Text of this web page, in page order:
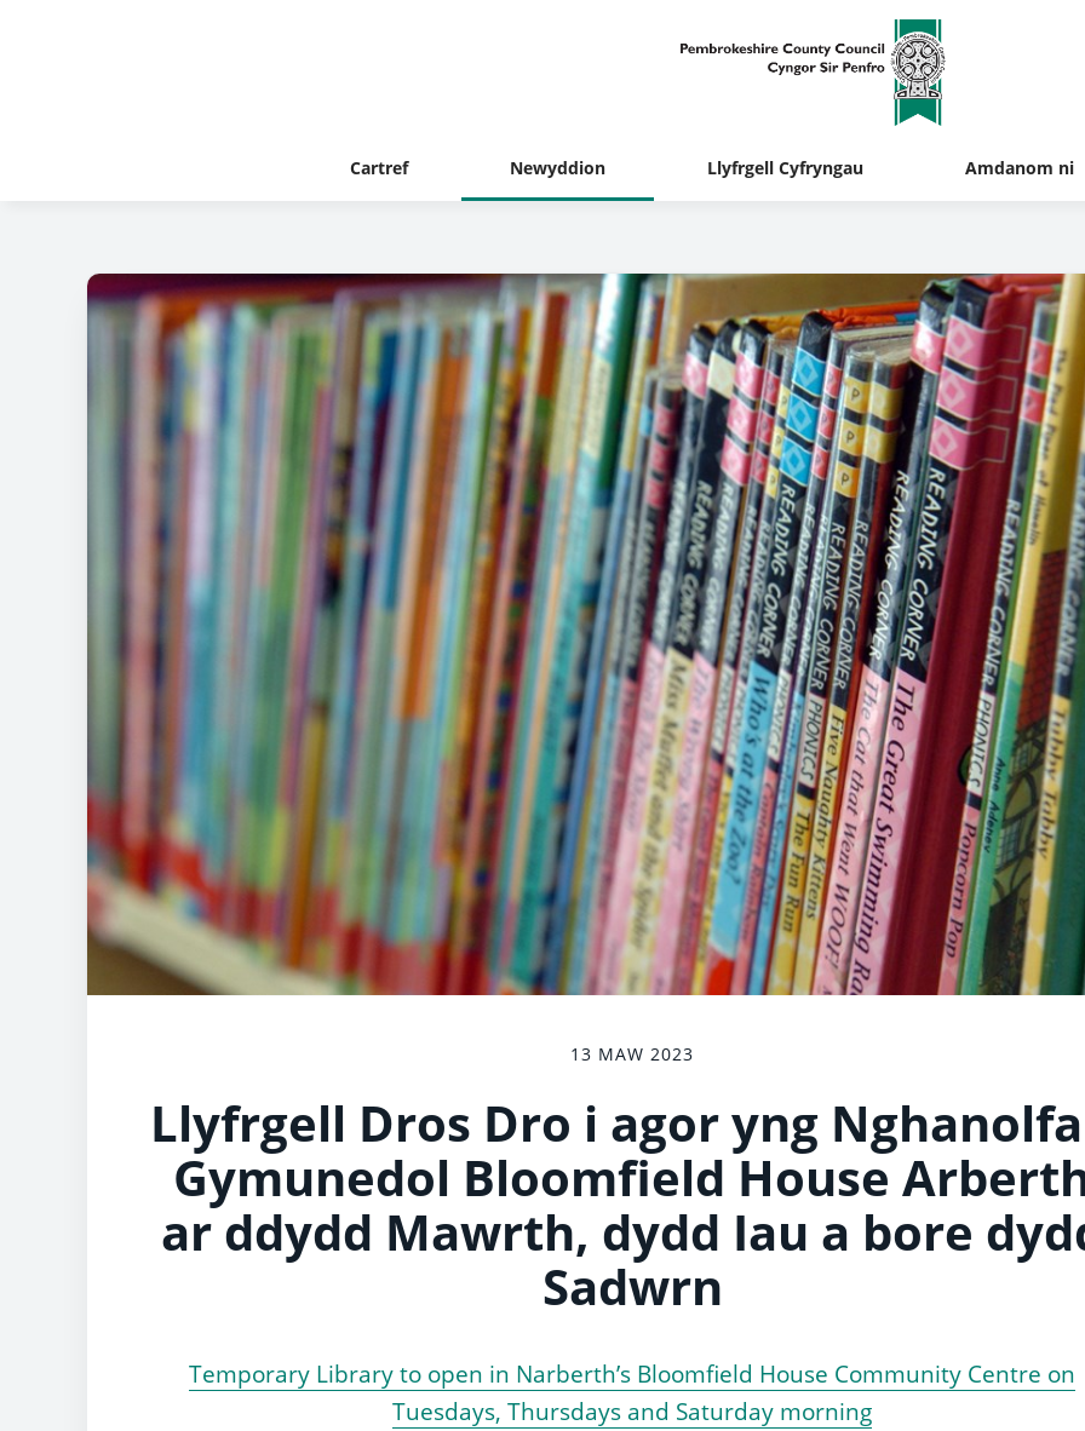
Cartref Newyddion Llyfrgell Cyfryngau Amdanom ni
13 MAW 2023
Llyfrgell Dros Dro i agor yng
Gymunedol Bloomfield House
ar ddydd Mawrth, dydd Iau a bore
Sadwrn
Temporary Library to open in Narberth’s Bloomfield House Community Centre on
Tuesdays, Thursdays and Saturday morning